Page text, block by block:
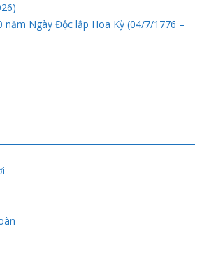
năm Ngày Độc lập Hoa Kỳ (04/7/1776 –